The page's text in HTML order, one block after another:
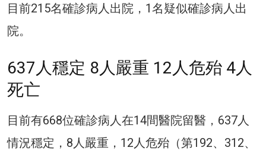
目前215名確診病人出院，1名疑似確診病人出
院。
637人穩定 8人嚴重 12人危殆 4人
死亡
目前有668位確診病人在14間醫院留醫，637人
情況穩定，8人嚴重，12人危殆（第192、312、